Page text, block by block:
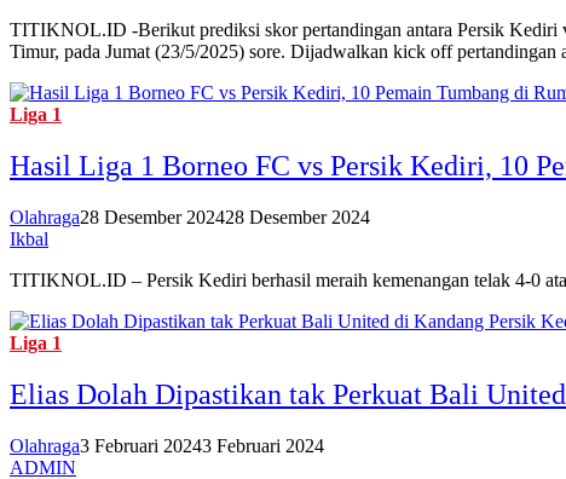
TITIKNOL.ID -Berikut prediksi skor pertandingan antara Persik Kediri
Timur, pada Jumat (23/5/2025) sore. Dijadwalkan kick off
Liga 1
Hasil Liga 1 Borneo FC vs Persik Kediri, 10
Olahraga28 Desember 202428 Desember 2024
Ikbal
TITIKNOL.ID – Persik Kediri berhasil meraih kemenangan telak 4-0
Liga 1
Elias Dolah Dipastikan tak Perkuat Bali
Olahraga3 Februari 20243 Februari 2024
ADMIN